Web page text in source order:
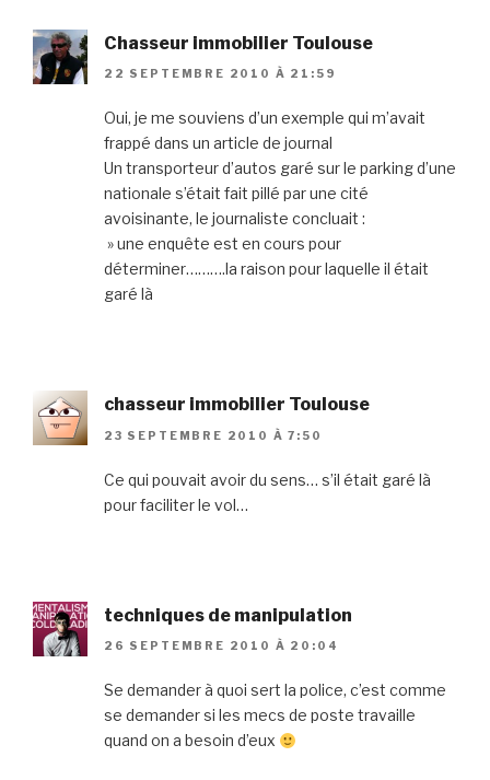
Chasseur immobilier Toulouse
22 SEPTEMBRE 2010 À 21:59
Oui, je me souviens d’un exemple qui m’avait
frappé dans un article de journal
Un transporteur d’autos garé sur le parking d’une
nationale s’était fait pillé par une cité
avoisinante, le journaliste concluait :
» une enquête est en cours pour
déterminer……….la raison pour laquelle il était
garé là
chasseur immobilier Toulouse
23 SEPTEMBRE 2010 À 7:50
Ce qui pouvait avoir du sens… s’il était garé là
pour faciliter le vol…
techniques de manipulation
26 SEPTEMBRE 2010 À 20:04
Se demander à quoi sert la police, c’est comme
se demander si les mecs de poste travaille
quand on a besoin d’eux